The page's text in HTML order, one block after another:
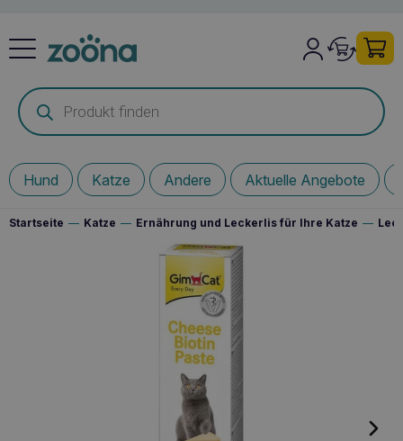
Products
search
Hund Katze Andere Aktuelle Angebote
Startseite — Katze — Ernährung und Leckerlis für Ihre Katze —